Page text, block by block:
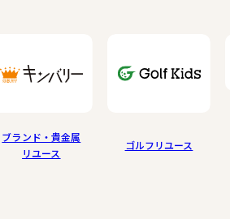
ブランド・貴金属
リユース
ゴルフリユース